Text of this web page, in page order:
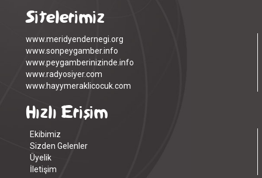
Sitelerimiz
www.meridyendernegi.org
www.sonpeygamber.info
www.peygamberinizinde.info
www.radyosiyer.com
www.hayymeraklicocuk.com
Hızlı Erişim
Ekibimiz
Sizden Gelenler
Üyelik
İletişim